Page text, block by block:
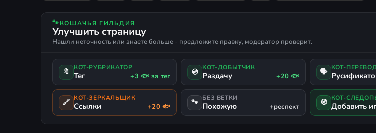
🐾КОШАЧЬЯ ГИЛЬДИЯ
Улучшить страницу
Нашли неточность или знаете больше - предложите правку, модератор проверит.
🔖 КОТ-РУБРИКАТОР
Тег +3 🐟 за тег 💿 КОТ-ДОБЫТЧИК
Раздачу +20 🐟 🗣 КОТ-
🔗 КОТ-ЗЕРКАЛЬЩИК
Ссылки +20 🐟 🐾 БЕЗ ВЕТКИ
Похожую +респект 🧭 КОТ-
Добавить